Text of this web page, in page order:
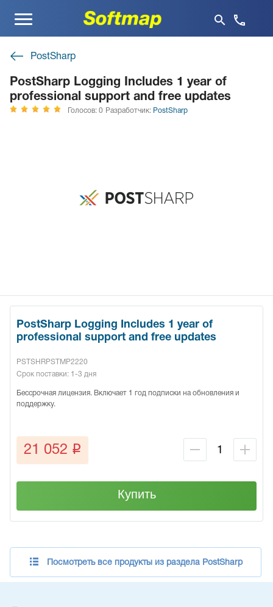
Меню
PostSharp
PostSharp Logging Includes 1 year of
professional support and free updates
Голосов: 0 Разработчик: PostSharp
PostSharp Logging Includes 1 year of
professional support and free updates
PSTSHRPSTMP2220
Срок поставки: 1-3 дня
Бессрочная лицензия. Включает 1 год подписки на обновления и
поддержку.
21 052 q
Купить
Посмотреть все продукты из раздела PostSharp